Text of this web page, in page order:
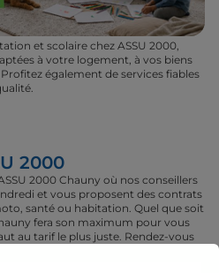
et scolaire chez ASSU 2000,
à votre logement, à vos biens
également de services fiables
2000
2000 Chauny où nos conseillers
et vous proposent des contrats
santé ou habitation. Quel que soit
fera son maximum pour vous
au tarif le plus juste. Rendez-vous